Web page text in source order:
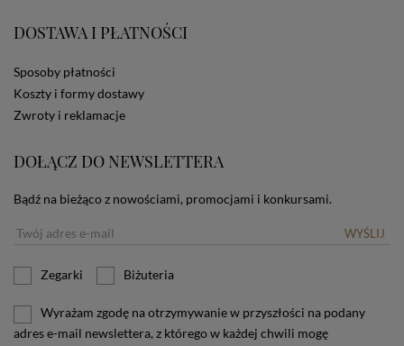
ustawienia swojej przeglądarki.
informacji o plikach cookies.
DOSTAWA I PŁATNOŚCI
Sposoby płatności
Koszty i formy dostawy
Zwroty i reklamacje
DOŁĄCZ DO NEWSLETTERA
Bądź na bieżąco z nowościami, promocjami i konkursami.
WYŚLIJ
Zegarki Biżuteria
Wyrażam zgodę na otrzymywanie w przyszłości na podany
adres e-mail newslettera, z którego w każdej chwili mogę